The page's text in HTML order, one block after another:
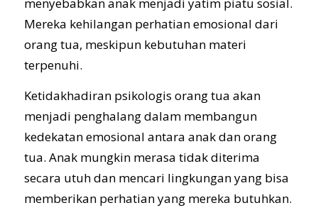
Mereka kehilangan perhatian emosional dari
orang tua, meskipun kebutuhan materi
terpenuhi.
Ketidakhadiran psikologis orang tua akan
menjadi penghalang dalam membangun
kedekatan emosional antara anak dan orang
tua. Anak mungkin merasa tidak diterima
secara utuh dan mencari lingkungan yang bisa
memberikan perhatian yang mereka butuhkan.